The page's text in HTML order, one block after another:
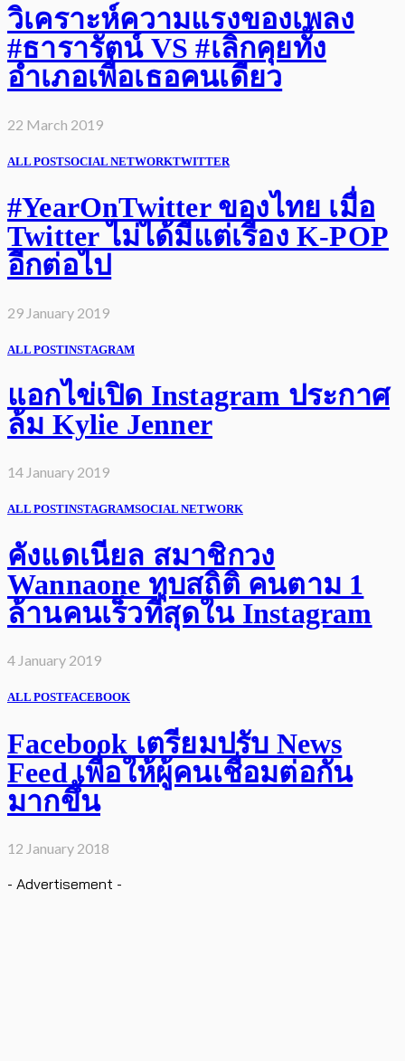
วิเคราะห์ความแรงของเพลง
#ธารารัตน์ VS #เลิกคุยทั้ง
อำเภอเพื่อเธอคนเดียว
22 March 2019
ALL POSTSOCIAL NETWORKTWITTER
#YearOnTwitter ของไทย เมื่อ
Twitter ไม่ได้มีแต่เรื่อง K-POP
อีกต่อไป
29 January 2019
ALL POSTINSTAGRAM
แอกไข่เปิด Instagram ประกาศ
ล้ม Kylie Jenner
14 January 2019
ALL POSTINSTAGRAMSOCIAL NETWORK
คังแดเนียล สมาชิกวง
Wannaone ทุบสถิติ คนตาม 1
ล้านคนเร็วที่สุดใน Instagram
4 January 2019
ALL POSTFACEBOOK
Facebook เตรียมปรับ News
Feed เพื่อให้ผู้คนเชื่อมต่อกัน
มากขึ้น
12 January 2018
- Advertisement -